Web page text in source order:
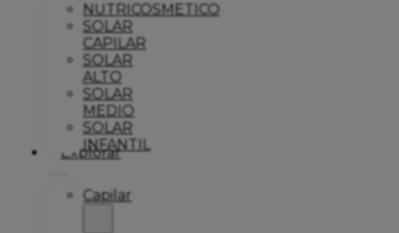
NUTRICOSMETICO
SOLAR
CAPILAR
SOLAR
ALTO
SOLAR
MEDIO
SOLAR
INFANTIL
Explorar
Capilar